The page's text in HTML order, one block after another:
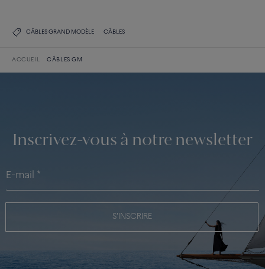
CÂBLES GRAND MODÈLE CÂBLES
ACCUEIL CÂBLES GM
Inscrivez-vous à notre newsletter
S'INSCRIRE